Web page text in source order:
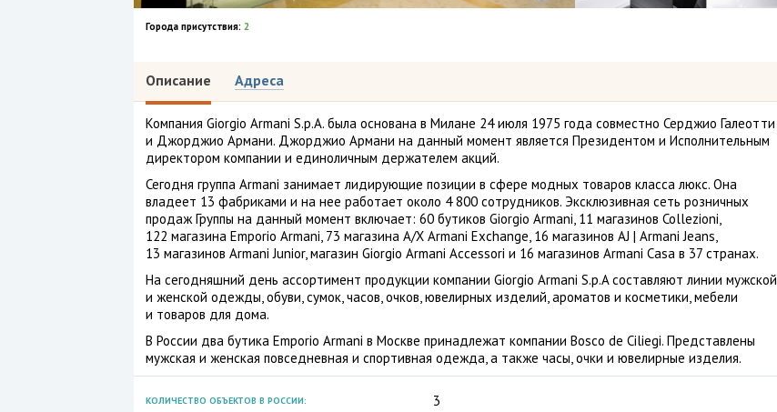
Города присутствия: 2
Описание Адреса
Компания Giorgio Armani S.p.A. была основана в Милане 24 июля 1975 года совместно Серджио Галеотти
и Джорджио Армани. Джорджио Армани на данный момент является Президентом и Исполнительным
директором компании и единоличным держателем акций.
Сегодня группа Armani занимает лидирующие позиции в сфере модных товаров класса люкс. Она
владеет 13 фабриками и на нее работает около 4 800 сотрудников. Эксклюзивная сеть розничных
продаж Группы на данный момент включает: 60 бутиков Giorgio Armani, 11 магазинов Collezioni,
122 магазина Emporio Armani, 73 магазина A/X Armani Exchange, 16 магазинов AJ | Armani Jeans,
13 магазинов Armani Junior, магазин Giorgio Armani Accessori и 16 магазинов Armani Casa в 37 странах.
На сегодняшний день ассортимент продукции компании Giorgio Armani S.p.A составляют линии мужской
и женской одежды, обуви, сумок, часов, очков, ювелирных изделий, ароматов и косметики, мебели
и товаров для дома.
В России два бутика Emporio Armani в Москве принадлежат компании Bosco de Ciliegi. Представлены
мужская и женская повседневная и спортивная одежда, а также часы, очки и ювелирные изделия.
КОЛИЧЕСТВО ОБЪЕКТОВ В РОССИИ: 3